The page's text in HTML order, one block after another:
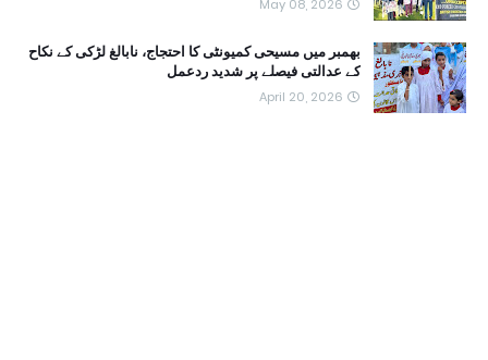
May 08, 2026
بھمبر میں مسیحی کمیونٹی کا احتجاج، نابالغ لڑکی کے نکاح
کے عدالتی فیصلے پر شدید ردعمل
April 20, 2026